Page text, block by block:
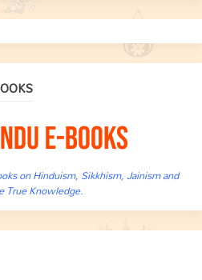
on Hinduism, Sikkhism, Jainism and
True Knowledge.